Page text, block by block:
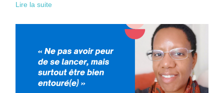
Lire la suite